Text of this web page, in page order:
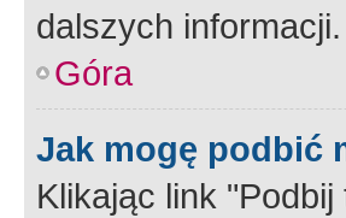
dalszych informacji.
Góra
Jak mogę podbić
Klikając link